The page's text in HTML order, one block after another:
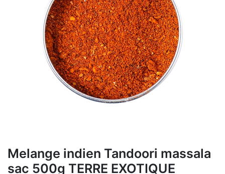
Melange indien Tandoori massala
sac 500g TERRE EXOTIQUE